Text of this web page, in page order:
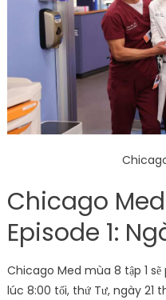
Chicago
Episode 1:
Chicago Med mùa 8 tập 1
lúc 8:00 tối, thứ Tư, ngày 21